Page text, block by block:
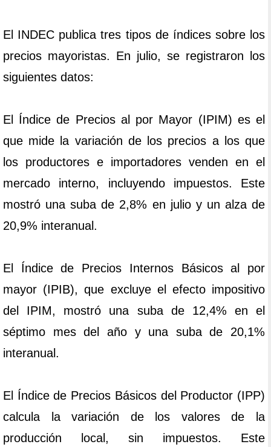
El INDEC publica tres tipos de índices sobre los
precios mayoristas. En julio, se registraron los
siguientes datos:
El Índice de Precios al por Mayor (IPIM) es el
que mide la variación de los precios a los que
los productores e importadores venden en el
mercado interno, incluyendo impuestos. Este
mostró una suba de 2,8% en julio y un alza de
20,9% interanual.
El Índice de Precios Internos Básicos al por
mayor (IPIB), que excluye el efecto impositivo
del IPIM, mostró una suba de 12,4% en el
séptimo mes del año y una suba de 20,1%
interanual.
El Índice de Precios Básicos del Productor (IPP)
calcula la variación de los valores de la
producción local, sin impuestos. Este